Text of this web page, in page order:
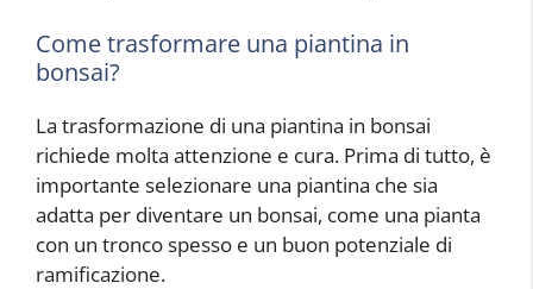
Come trasformare una piantina in
bonsai?
La trasformazione di una piantina in bonsai
richiede molta attenzione e cura. Prima di tutto, è
importante selezionare una piantina che sia
adatta per diventare un bonsai, come una pianta
con un tronco spesso e un buon potenziale di
ramificazione.